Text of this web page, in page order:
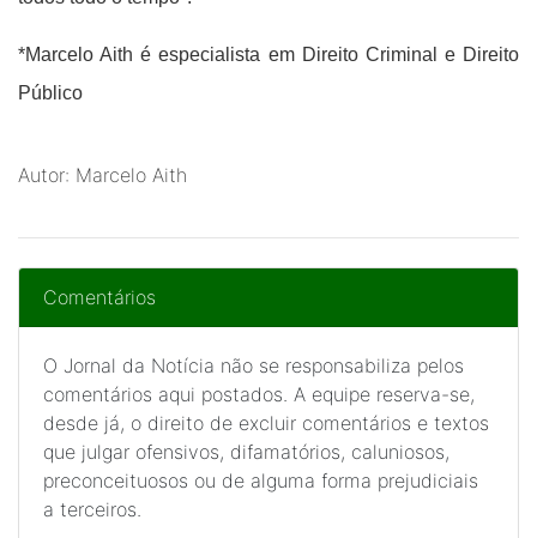
*Marcelo Aith é especialista em Direito Criminal e Direito
Público
Autor: Marcelo Aith
Comentários
O Jornal da Notícia não se responsabiliza pelos
comentários aqui postados. A equipe reserva-se,
desde já, o direito de excluir comentários e textos
que julgar ofensivos, difamatórios, caluniosos,
preconceituosos ou de alguma forma prejudiciais
a terceiros.